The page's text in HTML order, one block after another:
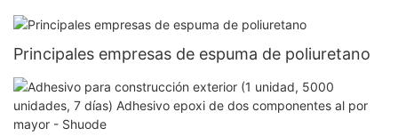
Principales empresas de espuma de poliuretano